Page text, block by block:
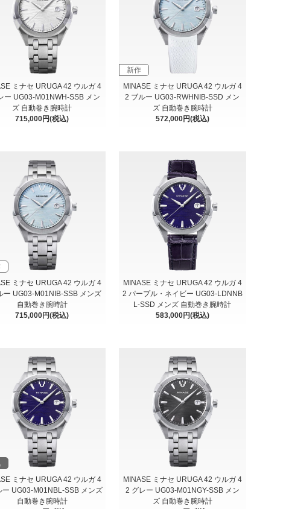
ミナセ URUGA 42 ウルガ 4
ー UG03-M01NWH-SSB メン
ズ 自動巻き腕時計
715,000円(税込)
新作
MINASE ミナセ URUGA 42 ウルガ 4
2 ブルー UG03-RWHNIB-SSD メン
ズ 自動巻き腕時計
572,000円(税込)
ミナセ URUGA 42 ウルガ 4
ー UG03-M01NIB-SSB メンズ
自動巻き腕時計
715,000円(税込)
MINASE ミナセ URUGA 42 ウルガ 4
2 パープル・ネイビー UG03-LDNNB
L-SSD メンズ 自動巻き腕時計
583,000円(税込)
ミナセ URUGA 42 ウルガ 4
ー UG03-M01NBL-SSB メンズ
自動巻き腕時計
MINASE ミナセ URUGA 42 ウルガ 4
2 グレー UG03-M01NGY-SSB メン
ズ 自動巻き腕時計